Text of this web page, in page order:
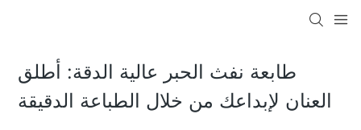
طابعة نفث الحبر عالية الدقة: أطلق
العنان لإبداعك من خلال الطباعة الدقيقة